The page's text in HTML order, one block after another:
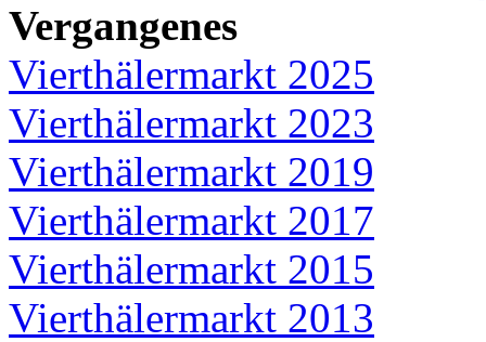
Vergangenes
Vierthälermarkt 2025
Vierthälermarkt 2023
Vierthälermarkt 2019
Vierthälermarkt 2017
Vierthälermarkt 2015
Vierthälermarkt 2013